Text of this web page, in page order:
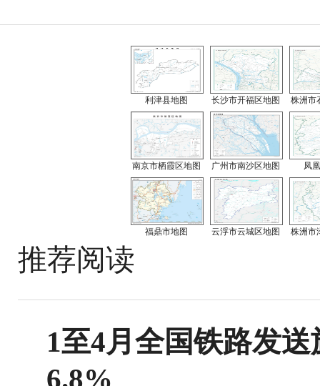
利津县地图 长沙市开福区地图 株洲市
南京市栖霞区地图 广州市南沙区地图 凤
福鼎市地图 云浮市云城区地图 株洲市
推荐阅读
1至4月全国铁路发
6.8%